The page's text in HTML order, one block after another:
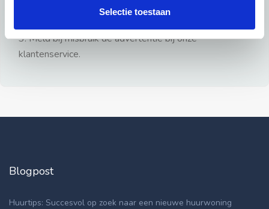
Selectie toestaan
3: Meld bij misbruik de advertentie bij onze
klantenservice.
Blogpost
Huurtips: Succesvol op zoek naar een nieuwe huurwoning